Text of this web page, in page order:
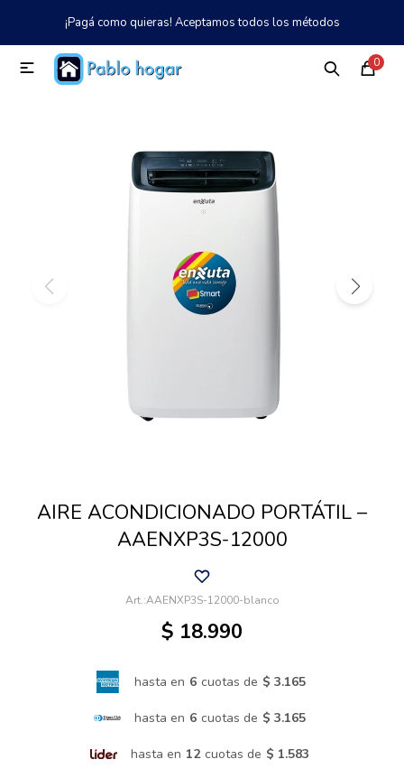
¡Pagá como quieras! Aceptamos todos los métodos
0

AIRE ACONDICIONADO PORTÁTIL –
AAENXP3S-12000
AAENXP3S-12000-blanco
$ 18.990
hasta en 6 cuotas de $ 3.165
hasta en 6 cuotas de $ 3.165
hasta en 12 cuotas de $ 1.583
MI CUENTA
Catálogo Tienda 097 997 042
Tecnología
TV, Audio y Video
Aire libre y Jardín
Muebles de exterior